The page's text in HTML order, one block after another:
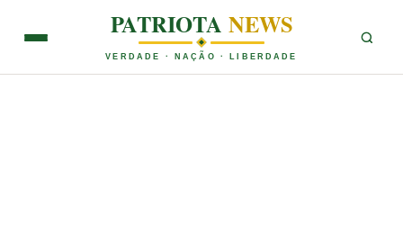
PATRIOTANEWS
VERDADE · NAÇÃO · LIBERDADE